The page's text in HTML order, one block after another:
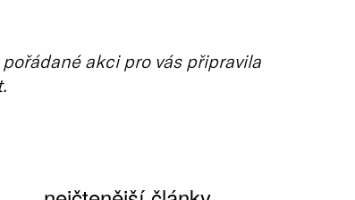
akci pro vás připravila